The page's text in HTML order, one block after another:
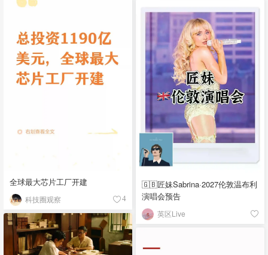
全球最大芯片工厂开建
科技圈观察 4
🇬🇧匠妹Sabrina·2027伦敦温布利
演唱会预告
英区Live